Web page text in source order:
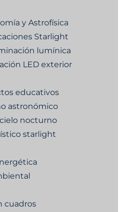
y Astrofísica
Starlight
lumínica
LED exterior
educativos
astronómico
nocturno
starlight
cuadros